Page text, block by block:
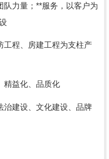
队力量；**服务，以客户为
工程、房建工程为支柱产
精益化、品质化
治建设、文化建设、品牌